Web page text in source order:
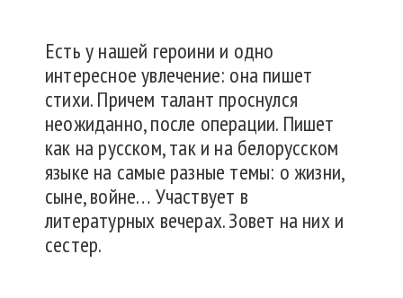
Есть у нашей героини и одно
интересное увлечение: она пишет
стихи. Причем талант проснулся
неожиданно, после операции. Пишет
как на русском, так и на белорусском
языке на самые разные темы: о жизни,
сыне, войне… Участвует в
литературных вечерах. Зовет на них и
сестер.